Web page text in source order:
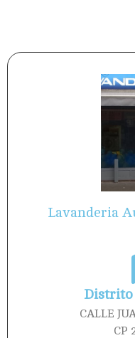
Lavanderia
Distrito
CALLE
CP